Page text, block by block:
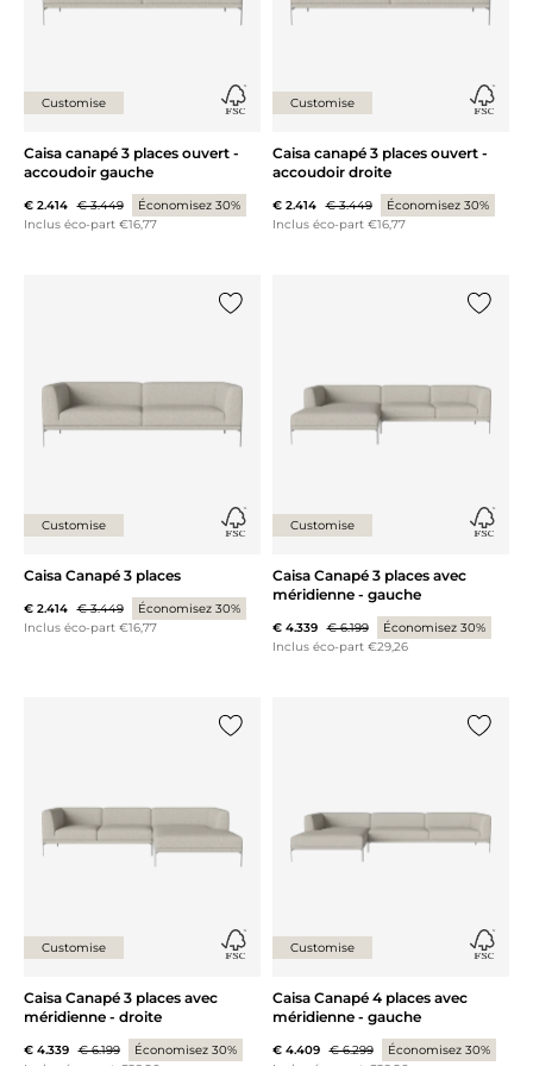
Customise
Caisa canapé 3 places ouvert -
accoudoir gauche
€ 2.414 € 3.449
Économisez 30%
Inclus éco-part €16,77
Customise
Caisa canapé 3 places ouvert -
accoudoir droite
€ 2.414 € 3.449
Économisez 30%
Inclus éco-part €16,77
Customise
Caisa Canapé 3 places
€ 2.414 € 3.449
Économisez 30%
Inclus éco-part €16,77
Customise
Caisa Canapé 3 places avec
méridienne - gauche
€ 4.339 € 6.199
Économisez 30%
Inclus éco-part €29,26
Customise
Caisa Canapé 3 places avec
méridienne - droite
€ 4.339 € 6.199
Économisez 30%
Customise
Caisa Canapé 4 places avec
méridienne - gauche
€ 4.409 € 6.299
Économisez 30%